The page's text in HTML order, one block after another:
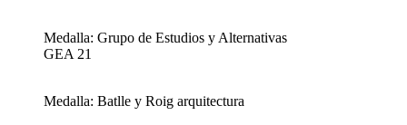
Medalla: Grupo de Estudios y Alternativas
GEA 21
Medalla: Batlle y Roig arquitectura